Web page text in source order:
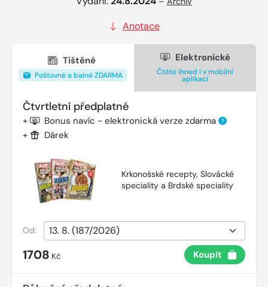
Anotace
Tištěné
Poštovné a balné ZDARMA
Elektronické
Čtěte ihned i v mobilní
aplikaci
Čtvrtletní předplatné
+ Bonus navíc - elektronická verze zdarma ?
+ Dárek
Krkonošské recepty, Slovácké
speciality a Brdské speciality
Od:
1708 Kč Koupit